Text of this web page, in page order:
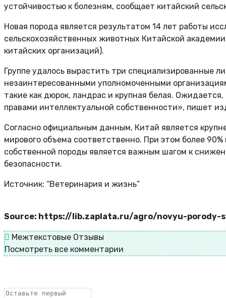
устойчивостью к болезням, сообщает китайский
Новая порода является результатом 14 лет работы
сельскохозяйственных животных Китайской
китайских организаций).
Группе удалось вырастить три специализированные
незаинтересованными уполномоченными
такие как дюрок, ландрас и крупная белая.
правами интеллектуальной собственности», пишет
Согласно официальным данным, Китай является
мирового объема соответственно. При этом более
собственной породы является важным шагом к
безопасности.
Источник: “Ветеринария и жизнь”
Source: https://lib.zaplata.ru/agro/novyu-
Межтекстовые Отзывы
Посмотреть все комментарии